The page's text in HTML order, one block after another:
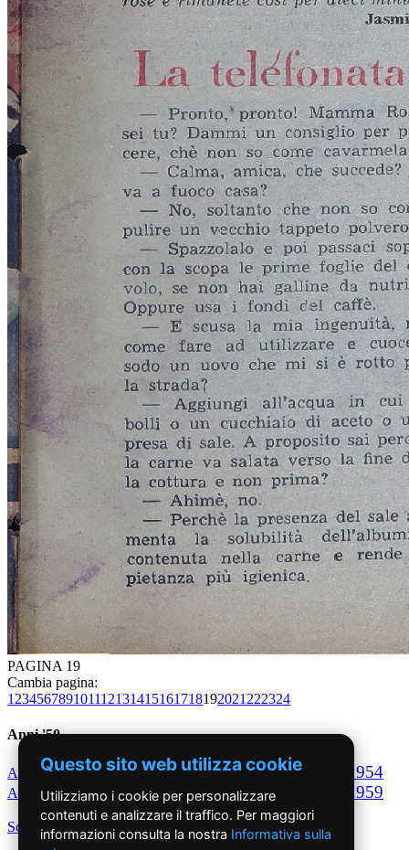
PAGINA 19
Cambia pagina:
1 23456789101112131415161718192021 222324
Anni '50
Anno1950Anno1951 Anno1952 Anno1953 1954
Anno 1955Anno1956 Anno1957Anno1958 1959
Scegli per decennio
Questo sito web utilizza cookie
Utilizziamo i cookie per personalizzare
contenuti e analizzare il traffico. Per maggiori
informazioni consulta la nostra Informativa sulla